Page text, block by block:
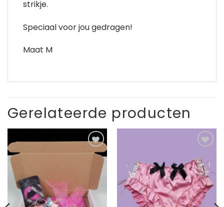
strikje.
Speciaal voor jou gedragen!
Maat M
Gerelateerde producten